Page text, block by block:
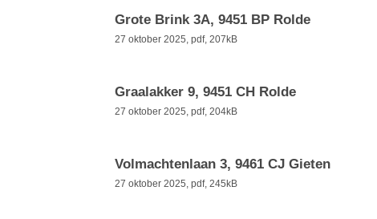
Grote Brink 3A, 9451 BP Rolde
27 oktober 2025, pdf, 207kB
Graalakker 9, 9451 CH Rolde
27 oktober 2025, pdf, 204kB
Volmachtenlaan 3, 9461 CJ Gieten
27 oktober 2025, pdf, 245kB